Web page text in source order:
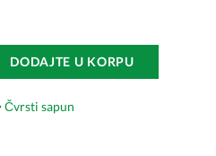
DODAJTE U KORPU
Čvrsti sapun